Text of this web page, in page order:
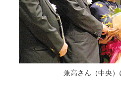
兼高さん（中央